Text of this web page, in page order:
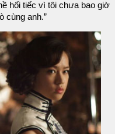
hối tiếc vì tôi chưa bao giờ
cùng anh.”